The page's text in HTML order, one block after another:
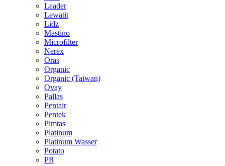
Leader
Lewatit
Lidz
Mastino
Microfilter
Nerex
Oras
Organic
Organic (Taiwan)
Ovay
Pallas
Pentair
Pentek
Pimtas
Platinum
Platinum Wasser
Potato
PR